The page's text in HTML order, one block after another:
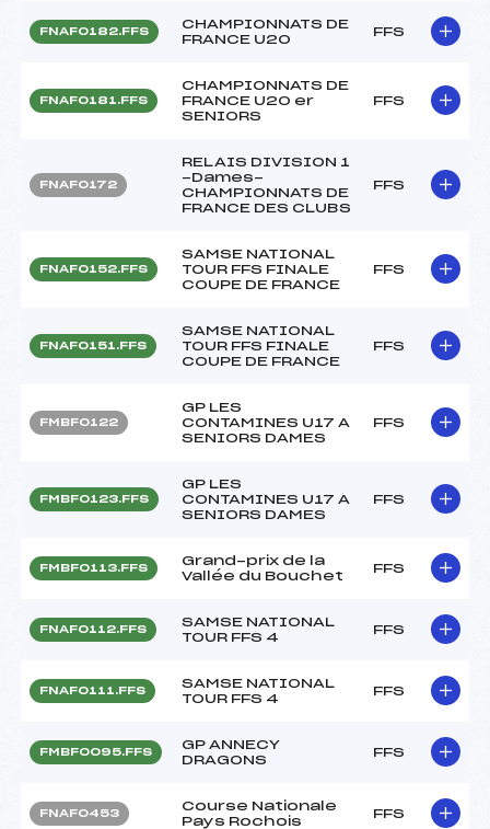
FNAF0182.FFS
CHAMPIONNATS DE
FRANCE U20
FFS
FNAF0181.FFS
CHAMPIONNATS DE
FRANCE U20 er
SENIORS
FFS
FNAF0172
RELAIS DIVISION 1
-Dames-
CHAMPIONNATS DE
FRANCE DES CLUBS
FFS
FNAF0152.FFS
SAMSE NATIONAL
TOUR FFS FINALE
COUPE DE FRANCE
FFS
FNAF0151.FFS
SAMSE NATIONAL
TOUR FFS FINALE
COUPE DE FRANCE
FFS
FMBF0122
GP LES
CONTAMINES U17 A
SENIORS DAMES
FFS
FMBF0123.FFS
GP LES
CONTAMINES U17 A
SENIORS DAMES
FFS
FMBF0113.FFS
Grand-prix de la
Vallée du Bouchet
FFS
FNAF0112.FFS
SAMSE NATIONAL
TOUR FFS 4
FFS
FNAF0111.FFS
SAMSE NATIONAL
TOUR FFS 4
FFS
FMBF0095.FFS
GP ANNECY
DRAGONS
FFS
FNAF0453
Course Nationale
Pays Rochois
FFS